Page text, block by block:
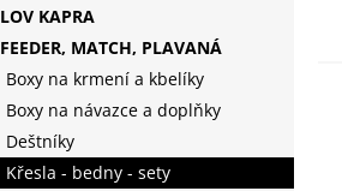
LOV KAPRA
FEEDER, MATCH, PLAVANÁ
Boxy na krmení a kbelíky
Boxy na návazce a doplňky
Deštníky
Křesla - bedny - sety